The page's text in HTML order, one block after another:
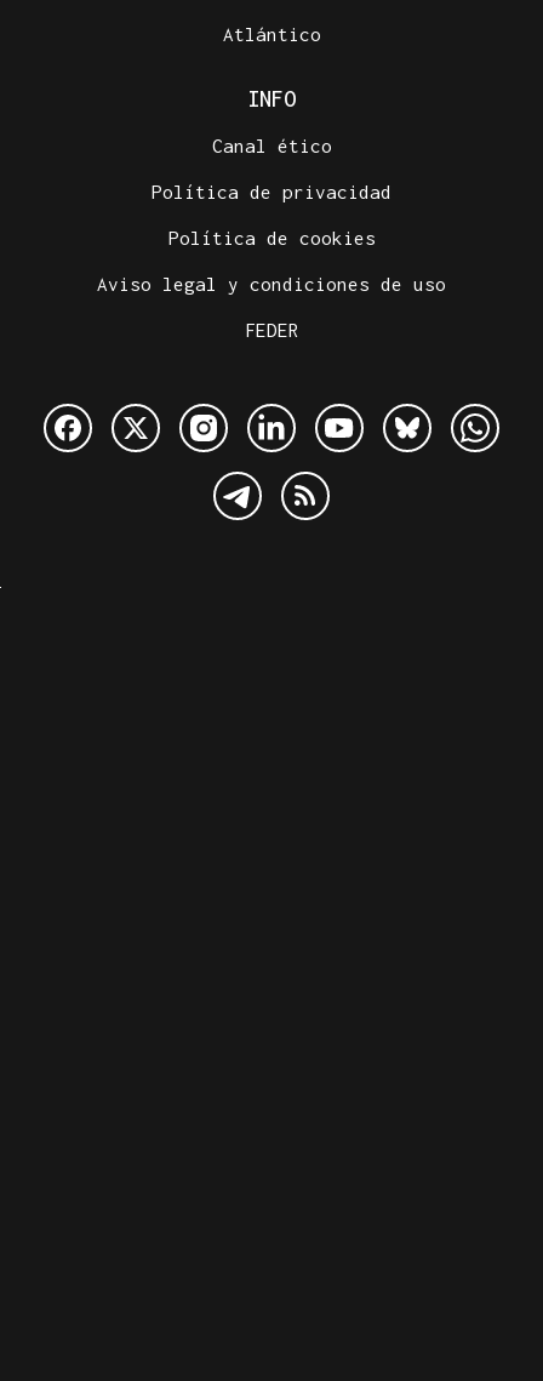
Atlántico
INFO
Canal ético
Política de privacidad
Política de cookies
Aviso legal y condiciones de uso
FEDER